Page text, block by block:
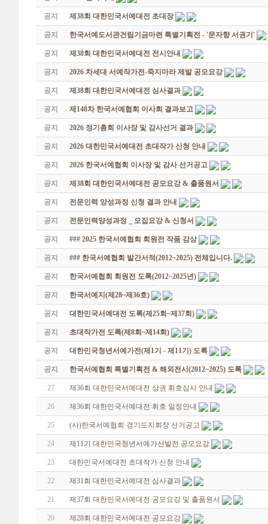
공지 제38회 대한민국서예대전 초대장
공지 한국서예도서관건립기금마련 특별기획전 - '문자향 서권기'
공지 제38회 대한민국서예대전 전시안내
공지 2026 차세대 서예작가전-죽지마라 제발 공모요강
공지 제38회 대한민국서예대전 심사결과
공지 제148차 한국서예협회 이사회 결과보고
공지 2026 정기총회 이사장 및 감사선거 결과
공지 2026 대한민국서예대전 초대작가 신청 안내
공지 2026 한국서예협회 이사장 및 감사 선거공고
공지 제38회 대한민국서예대전 공모요강 & 출품원서
공지 전문인력 양성과정 신청 결과 안내
공지 전문인력양성과정 _ 모집요강 & 신청서
공지 ### 2025 한국서예협회 회원전 작품 감상
공지 ### 한국서예협회 발간서적(2012~2025) 전체입니다.
공지 한국서예협회 회원전 도록(2012~2025년)
공지 한국서예지(제28~제36호)
공지 대한민국서예대전 도록(제25회~제37회)
공지 초대작가전 도록(제8회~제14회)
공지 대한민국청년서예가전(제1기 - 제11기) 도록
공지 한국서예협회 특별기획전 & 해외전시(2012~2025) 도록
27 제36회 대한민국서예대전 상권 휘호심사 안내
26 제36회 대한민국서예대전 휘호 일정안내
25 (사)한국서예협회 경기도지회장 선거공고
24 제11기 대한민국청년서예가선발전 공모요강
23 대한민국서예대전 초대작가 신청 안내
22 제31회 대한민국서예대전 심사결과
21 제37회 대한민국서예대전 공모요강 및 출품원서
20 제28회 대한민국서예대전 공모요강